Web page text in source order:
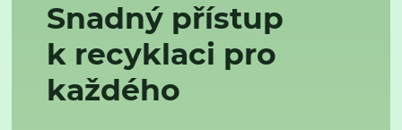
Snadný přístup
k recyklaci pro
každého